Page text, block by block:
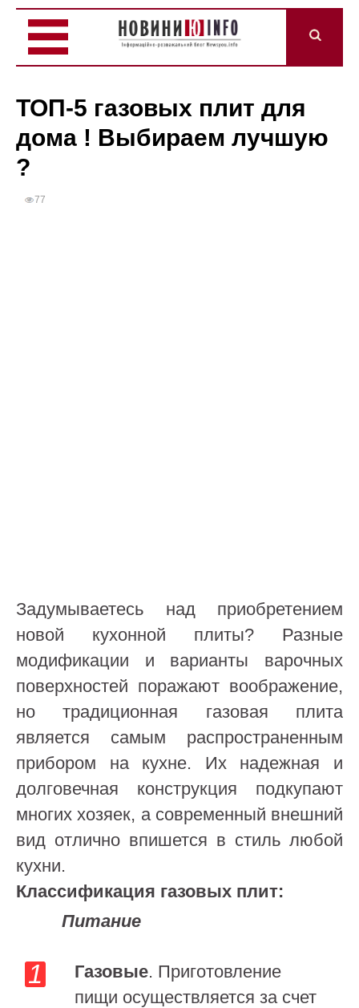
ТОП-5 газовых плит для
дома ! Выбираем лучшую
?
77
Задумываетесь над приобретением
новой кухонной плиты? Разные
модификации и варианты варочных
поверхностей поражают воображение,
но традиционная газовая плита
является самым распространенным
прибором на кухне. Их надежная и
долговечная конструкция подкупают
многих хозяек, а современный внешний
вид отлично впишется в стиль любой
кухни.
Классификация газовых плит:
Питание
Газовые. Приготовление
пищи осуществляется за счет